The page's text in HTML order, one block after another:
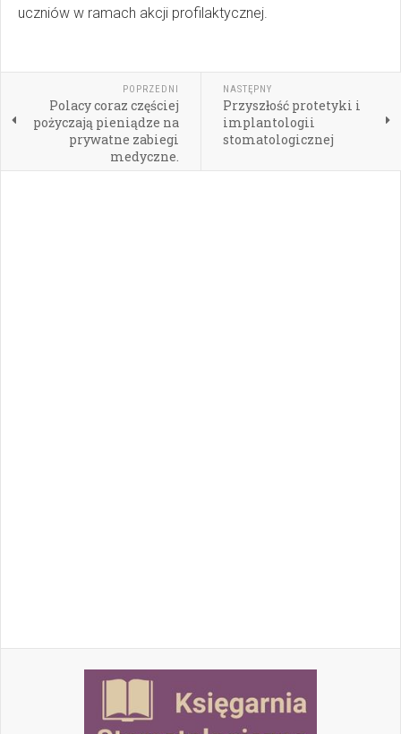
uczniów w ramach akcji profilaktycznej.
POPRZEDNI
Polacy coraz częściej
pożyczają pieniądze na
prywatne zabiegi
medyczne.
NASTĘPNY
Przyszłość protetyki i
implantologii
stomatologicznej